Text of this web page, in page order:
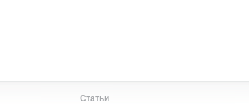
Статьи